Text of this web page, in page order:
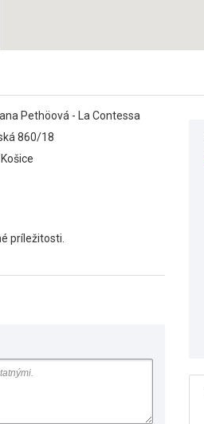
Pethöová - La Contessa
860/18
Košice
príležitosti.